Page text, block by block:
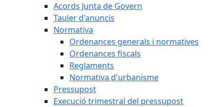
Acords Junta de Govern
Tauler d'anuncis
Normativa
Ordenances generals i normatives
Ordenances fiscals
Reglaments
Normativa d'urbanisme
Pressupost
Execució trimestral del pressupost